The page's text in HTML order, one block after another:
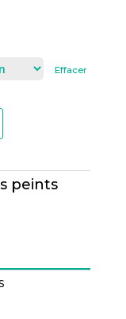
Effacer
peints